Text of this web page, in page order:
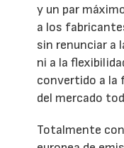
y un par
a los
sin renunciar a
ni a la
convertido a la
del mercado
Totalmente